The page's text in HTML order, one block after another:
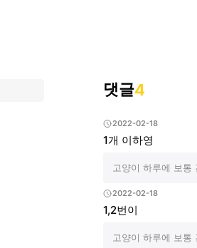
댓글4
2022-02-18
1개 이하영
고양이 하루에 보통
2022-02-18
1,2번이
고양이 하루에 보통